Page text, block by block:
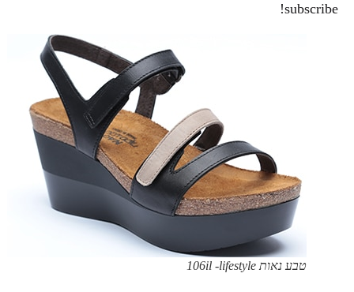
subscribe!
טבע נאות 106il -lifestyle